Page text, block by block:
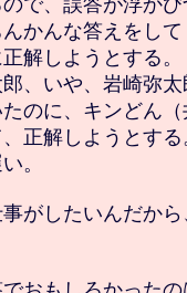
で、誤答が浮かび
かんな答えをし
解しようとする。
、いや、岩崎弥
のに、キンどん
正解しようとする
。
事がしたいんだか